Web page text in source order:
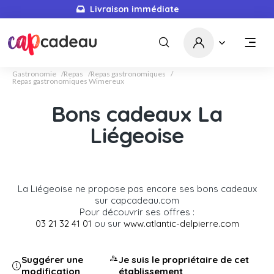
Livraison immédiate
Gastronomie Repas
Repas gastronomiques
Repas gastronomiques Wimereux
Bons cadeaux La
Liégeoise
La Liégeoise ne propose pas encore ses bons cadeaux
sur capcadeau.com
Pour découvrir ses offres :
03 21 32 41 01 ou sur www.atlantic-delpierre.com
Suggérer une
modification
Je suis le propriétaire de cet
établissement